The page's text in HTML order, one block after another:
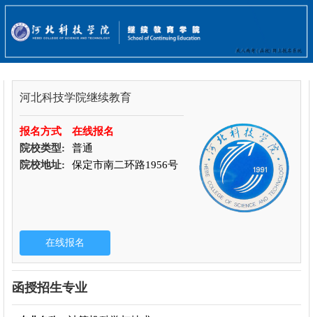
河北科技学院继续教育
报名方式
在线报名
院校类型:
普通
院校地址:
保定市南二环路1956号
函授招生专业